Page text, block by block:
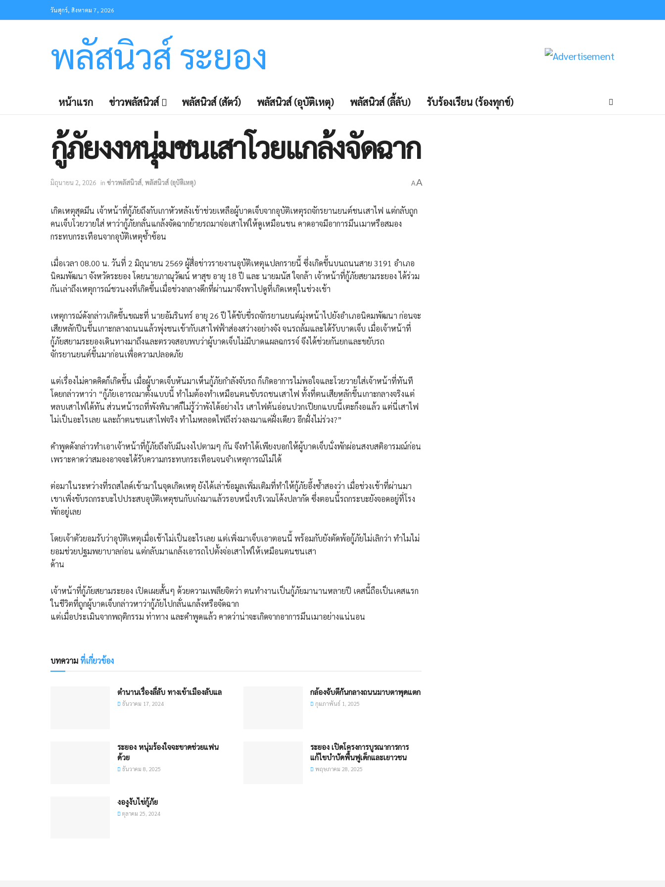
วันศุกร์, สิงหาคม 7, 2026
พลัสนิวส์ ระยอง
หน้าแรก ข่าวพลัสนิวส์ พลัสนิวส์ (สัตว์) พลัสนิวส์ (อุบัติเหตุ) พลัสนิวส์ (ลี้ลับ) รับร้องเรียน (ร้องทุกข์)
กู้ภัยงงหนุ่มชนเสาโวยแกล้งจัดฉาก
มิถุนายน 2, 2026 in ข่าวพลัสนิวส์, พลัสนิวส์ (อุบัติเหตุ) AA
เกิดเหตุสุดมึน เจ้าหน้าที่กู้ภัยถึงกับเกาหัวหลังเข้าช่วยเหลือผู้บาดเจ็บจากอุบัติเหตุรถจักรยานยนต์ชนเสาไฟ แต่กลับถูก
คนเจ็บโวยวายใส่ หาว่ากู้ภัยกลั่นแกล้งจัดฉากย้ายรถมาจ่อเสาไฟให้ดูเหมือนชน คาดอาจมีอาการมึนเมาหรือสมอง
กระทบกระเทือนจากอุบัติเหตุซ้ำซ้อน
​เมื่อเวลา 08.00 น. วันที่ 2 มิถุนายน 2569 ผู้สื่อข่าวรายงานอุบัติเหตุแปลกรายนี้ ซึ่งเกิดขึ้นบนถนนสาย 3191 อำเภอ
นิคมพัฒนา จังหวัดระยอง โดยนายภาณุวัฒน์ หาสุข อายุ 18 ปี และ นายมนัส ใจกล้า เจ้าหน้าที่กู้ภัยสยามระยอง ได้ร่วม
กันเล่าถึงเหตุการณ์ชวนงงที่เกิดขึ้นเมื่อช่วงกลางดึกที่ผ่านมาจึงพาไปดูที่เกิดเหตุในช่วงเช้า
​เหตุการณ์ดังกล่าวเกิดขึ้นขณะที่ นายอัมรินทร์ อายุ 26 ปี ได้ขับขี่รถจักรยานยนต์มุ่งหน้าไปยังอำเภอนิคมพัฒนา ก่อนจะ
เสียหลักปีนขึ้นเกาะกลางถนนแล้วพุ่งชนเข้ากับเสาไฟฟ้าส่องสว่างอย่างจัง จนรถล้มและได้รับบาดเจ็บ เมื่อเจ้าหน้าที่
กู้ภัยสยามระยองเดินทางมาถึงและตรวจสอบพบว่าผู้บาดเจ็บไม่มีบาดแผลฉกรรจ์ จึงได้ช่วยกันยกและขยับรถ
จักรยานยนต์ขึ้นมาก่อนเพื่อความปลอดภัย
​แต่เรื่องไม่คาดคิดก็เกิดขึ้น เมื่อผู้บาดเจ็บหันมาเห็นกู้ภัยกำลังจับรถ ก็เกิดอาการไม่พอใจและโวยวายใส่เจ้าหน้าที่ทันที
โดยกล่าวหาว่า “กู้ภัยเอารถมาตั้งแบบนี้ ทำไมต้องทำเหมือนตนขับรถชนเสาไฟ ทั้งที่ตนเสียหลักขึ้นเกาะกลางจริงแต่
หลบเสาไฟได้ทัน ส่วนหน้ารถที่พังพินาศก็ไม่รู้ว่าพังได้อย่างไร เสาไฟต้นอ่อนปวกเปียกแบบนี้เตะก็งอแล้ว แต่นี่เสาไฟ
ไม่เป็นอะไรเลย และถ้าตนชนเสาไฟจริง ทำไมหลอดไฟถึงร่วงลงมาแค่ฝั่งเดียว อีกฝั่งไม่ร่วง?”
​คำพูดดังกล่าวทำเอาเจ้าหน้าที่กู้ภัยถึงกับมึนงงไปตามๆ กัน จึงทำได้เพียงบอกให้ผู้บาดเจ็บนั่งพักผ่อนสงบสติอารมณ์ก่อน
เพราะคาดว่าสมองอาจจะได้รับความกระทบกระเทือนจนจำเหตุการณ์ไม่ได้
​ต่อมาในระหว่างที่รถสไลด์เข้ามาในจุดเกิดเหตุ ยังได้เล่าข้อมูลเพิ่มเติมที่ทำให้กู้ภัยอึ้งซ้ำสองว่า เมื่อช่วงเช้าที่ผ่านมา
เขาเพิ่งขับรถกระบะไปประสบอุบัติเหตุชนกับเก๋งมาแล้วรอบหนึ่งบริเวณโค้งปลากัด ซึ่งตอนนี้รถกระบะยังจอดอยู่ที่โรง
พักอยู่เลย
โดยเจ้าตัวยอมรับว่าอุบัติเหตุเมื่อเช้าไม่เป็นอะไรเลย แต่เพิ่งมาเจ็บเอาตอนนี้ พร้อมกับยังตัดพ้อกู้ภัยไม่เลิกว่า ทำไมไม่
ยอมช่วยปฐมพยาบาลก่อน แต่กลับมาแกล้งเอารถไปตั้งจ่อเสาไฟให้เหมือนตนชนเสา
​ด้าน
เจ้าหน้าที่กู้ภัยสยามระยอง เปิดเผยสั้นๆ ด้วยความเพลียจิตว่า ตนทำงานเป็นกู้ภัยมานานหลายปี เคสนี้ถือเป็นเคสแรก
ในชีวิตที่ถูกผู้บาดเจ็บกล่าวหาว่ากู้ภัยไปกลั่นแกล้งหรือจัดฉาก
แต่เมื่อประเมินจากพฤติกรรม ท่าทาง และคำพูดแล้ว คาดว่าน่าจะเกิดจากอาการมึนเมาอย่างแน่นอน
บทความที่เกี่ยวข้อง
ตำนานเรื่องลี้ลับ ทางเข้าเมืองลับแล
ธันวาคม 17, 2024
กล้องจับตีกันกลางถนนมาบตาพุดแตก
กุมภาพันธ์ 1, 2025
ระยอง หนุ่มร้องใจจะขาดช่วยแฟน
ด้วย
ธันวาคม 8, 2025
ระยอง เปิดโครงการบูรณาการการ
แก้ไขบำบัดพื้นฟูเด็กและเยาวชน
พฤษภาคม 28, 2025
งองูงับไข่กู้ภัย
ตุลาคม 25, 2024